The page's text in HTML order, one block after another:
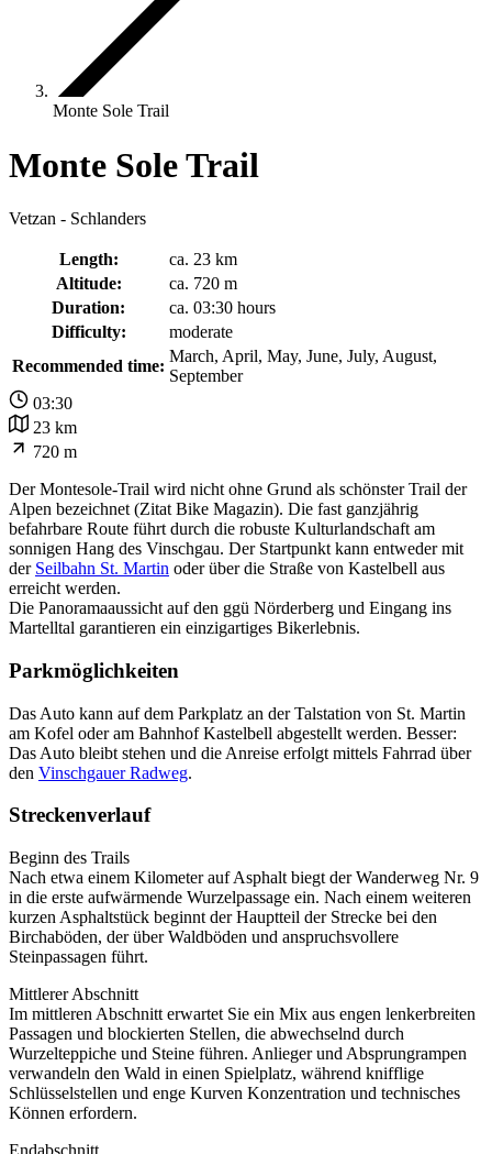
Monte Sole Trail
Monte Sole Trail
Vetzan - Schlanders
Length:
ca. 23 km
Altitude:
ca. 720 m
Duration:
ca. 03:30 hours
Difficulty:
moderate
Recommended time:
March, April, May, June, July, August,
September
03:30
23 km
720 m
Der Montesole-Trail wird nicht ohne Grund als schönster Trail der
Alpen bezeichnet (Zitat Bike Magazin). Die fast ganzjährig
befahrbare Route führt durch die robuste Kulturlandschaft am
sonnigen Hang des Vinschgau. Der Startpunkt kann entweder mit
der Seilbahn St. Martin oder über die Straße von Kastelbell aus
erreicht werden.
Die Panoramaaussicht auf den ggü Nörderberg und Eingang ins
Martelltal garantieren ein einzigartiges Bikerlebnis.
Parkmöglichkeiten
Das Auto kann auf dem Parkplatz an der Talstation von St. Martin
am Kofel oder am Bahnhof Kastelbell abgestellt werden. Besser:
Das Auto bleibt stehen und die Anreise erfolgt mittels Fahrrad über
den Vinschgauer Radweg.
Streckenverlauf
Beginn des Trails
Nach etwa einem Kilometer auf Asphalt biegt der Wanderweg Nr. 9
in die erste aufwärmende Wurzelpassage ein. Nach einem weiteren
kurzen Asphaltstück beginnt der Hauptteil der Strecke bei den
Birchaböden, der über Waldböden und anspruchsvollere
Steinpassagen führt.
Mittlerer Abschnitt
Im mittleren Abschnitt erwartet Sie ein Mix aus engen lenkerbreiten
Passagen und blockierten Stellen, die abwechselnd durch
Wurzelteppiche und Steine führen. Anlieger und Absprungrampen
verwandeln den Wald in einen Spielplatz, während knifflige
Schlüsselstellen und enge Kurven Konzentration und technisches
Können erfordern.
Endabschnitt